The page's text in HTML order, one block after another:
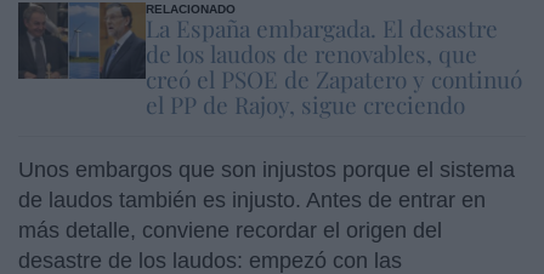
RELACIONADO
La España embargada. El desastre
de los laudos de renovables, que
creó el PSOE de Zapatero y continuó
el PP de Rajoy, sigue creciendo
Unos embargos que son injustos porque el sistema
de laudos también es injusto. Antes de entrar en
más detalle, conviene recordar el origen del
desastre de los laudos: empezó con las